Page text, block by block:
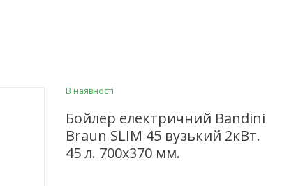
В наявності
Бойлер електричний Bandini
Braun SLIM 45 вузький 2кВт.
45 л. 700x370 мм.